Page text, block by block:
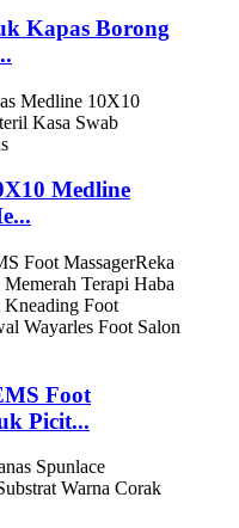
Kapas Borong
Medline
Foot
Picit...